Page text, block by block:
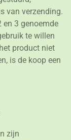
van verzending.
3 genoemde
te willen
product niet
is de koop een
zijn